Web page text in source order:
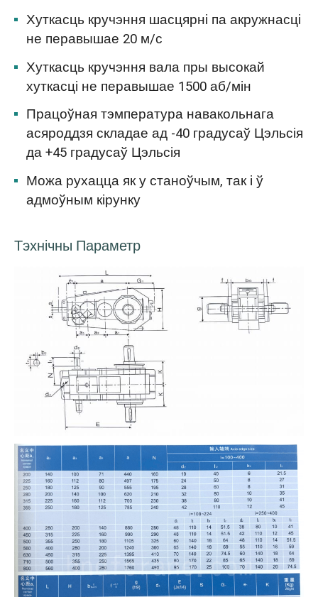
Хуткасць кручэння шасцярні па акружнасці
не перавышае 20 м/с
Хуткасць кручэння вала пры высокай
хуткасці не перавышае 1500 аб/мін
Працоўная тэмпература навакольнага
асяроддзя складае ад -40 градусаў Цэльсія
да +45 градусаў Цэльсія
Можа рухацца як у станоўчым, так і ў
адмоўным кірунку
Тэхнічны Параметр